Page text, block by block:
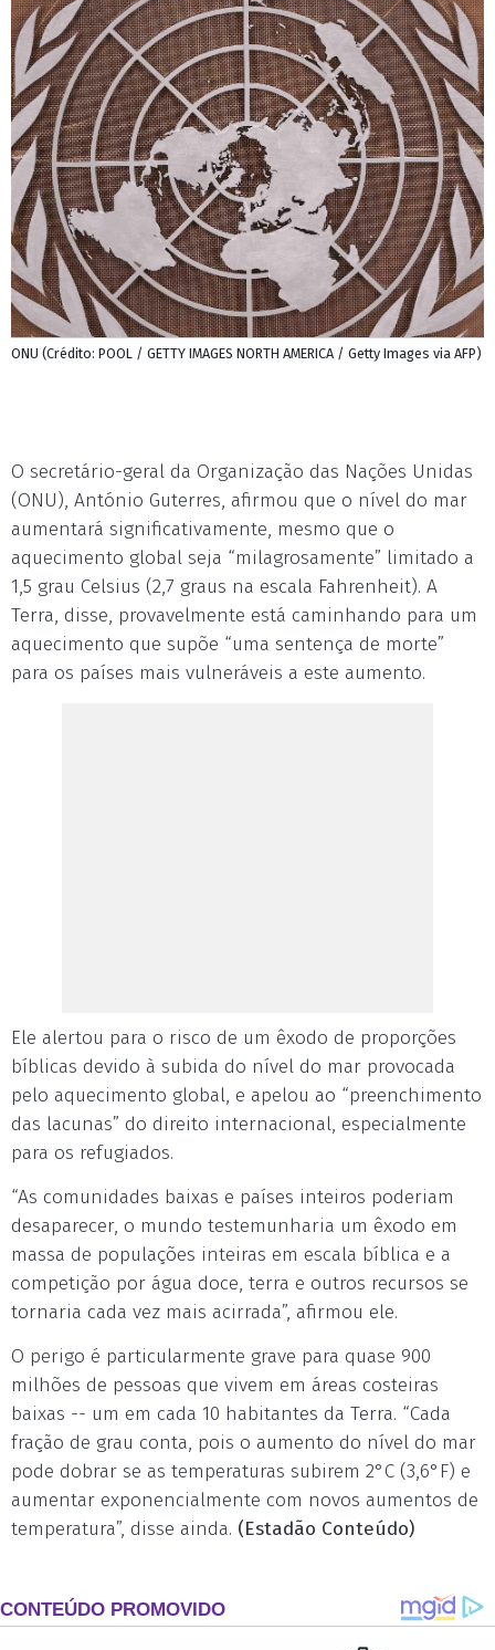
ONU (Crédito: POOL / GETTY IMAGES NORTH AMERICA / Getty Images via AFP)
O secretário-geral da Organização das Nações Unidas
(ONU), António Guterres, afirmou que o nível do mar
aumentará significativamente, mesmo que o
aquecimento global seja “milagrosamente” limitado a
1,5 grau Celsius (2,7 graus na escala Fahrenheit). A
Terra, disse, provavelmente está caminhando para um
aquecimento que supõe “uma sentença de morte”
para os países mais vulneráveis a este aumento.
Ele alertou para o risco de um êxodo de proporções
bíblicas devido à subida do nível do mar provocada
pelo aquecimento global, e apelou ao “preenchimento
das lacunas” do direito internacional, especialmente
para os refugiados.
“As comunidades baixas e países inteiros poderiam
desaparecer, o mundo testemunharia um êxodo em
massa de populações inteiras em escala bíblica e a
competição por água doce, terra e outros recursos se
tornaria cada vez mais acirrada”, afirmou ele.
O perigo é particularmente grave para quase 900
milhões de pessoas que vivem em áreas costeiras
baixas -- um em cada 10 habitantes da Terra. “Cada
fração de grau conta, pois o aumento do nível do mar
pode dobrar se as temperaturas subirem 2°C (3,6°F) e
aumentar exponencialmente com novos aumentos de
temperatura”, disse ainda. (Estadão Conteúdo)